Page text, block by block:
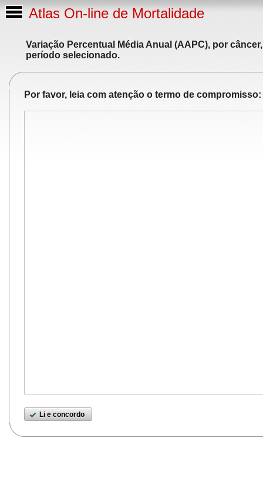
Atlas On-line de Mortalidade
Variação Percentual Média Anual (AAPC), por
período selecionado.
Por favor, leia com atenção o termo de compromisso:
Li e concordo